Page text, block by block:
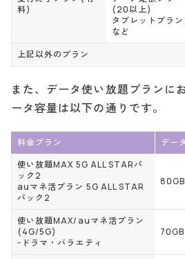
料)
(20以上)
タブレットプラ
など
上記以外のプラン
また、データ使い放題プランに
ータ容量は以下の通りです。
料金プラン
デー
使い放題MAX 5G ALL STARパ
ック2
auマネ活プラン 5G ALL STAR
パック2
80GB
使い放題MAX/auマネ活プラン
(4G/5G)
-ドラマ・バラエティ
70GB